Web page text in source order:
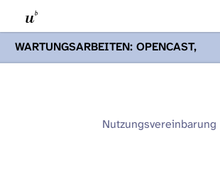
WARTUNGSARBEITEN: OPENCAST,
PODCASTS & TOBIRA
Mi 19. August
Opencast-Videos und Tobira nicht zur
Nutzungsvereinbarung